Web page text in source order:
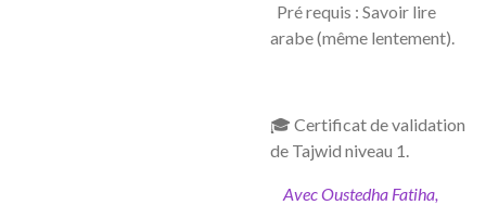
Pré requis : Savoir lire
arabe (même lentement).
🎓 Certificat de validation
de Tajwid niveau 1.
Avec Oustedha Fatiha,